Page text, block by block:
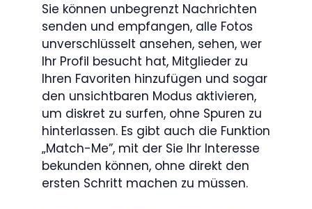
Sie können unbegrenzt Nachrichten
senden und empfangen, alle Fotos
unverschlüsselt ansehen, sehen, wer
Ihr Profil besucht hat, Mitglieder zu
Ihren Favoriten hinzufügen und sogar
den unsichtbaren Modus aktivieren,
um diskret zu surfen, ohne Spuren zu
hinterlassen. Es gibt auch die Funktion
„Match-Me”, mit der Sie Ihr Interesse
bekunden können, ohne direkt den
ersten Schritt machen zu müssen.